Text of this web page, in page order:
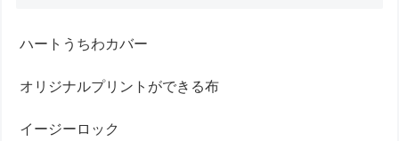
ハートうちわカバー
オリジナルプリントができる布
イージーロック